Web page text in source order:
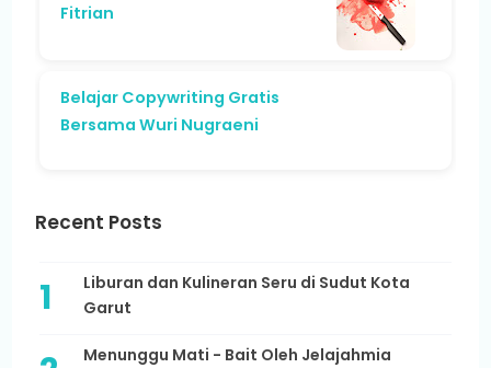
Fitrian
Belajar Copywriting Gratis
Bersama Wuri Nugraeni
Recent Posts
Liburan dan Kulineran Seru di Sudut Kota
Garut
Menunggu Mati - Bait Oleh Jelajahmia